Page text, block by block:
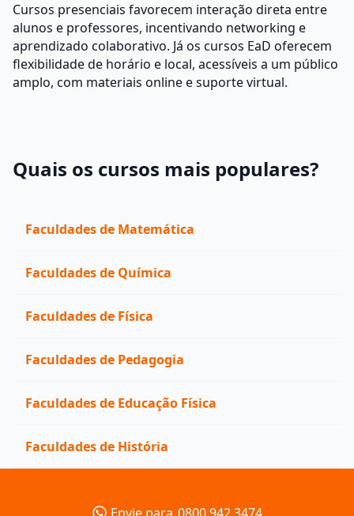
Cursos presenciais favorecem interação direta entre
alunos e professores, incentivando networking e
aprendizado colaborativo. Já os cursos EaD oferecem
flexibilidade de horário e local, acessíveis a um público
amplo, com materiais online e suporte virtual.
Quais os cursos mais populares?
Faculdades de Matemática
Faculdades de Química
Faculdades de Física
Faculdades de Pedagogia
Faculdades de Educação Física
Faculdades de História
Envie para 0800 942 3474